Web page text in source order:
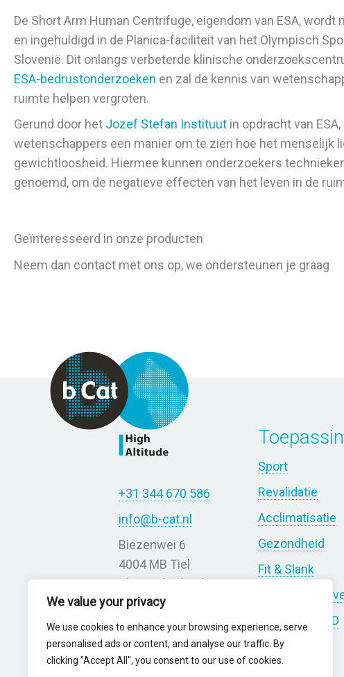
We value your privacy
We use cookies to enhance your browsing experience, serve
personalised ads or content, and analyse our traffic. By
clicking "Accept All", you consent to our use of cookies.
De Short Arm Human Centrifuge, eigendom van ESA,
en ingehuldigd in de Planica-faciliteit van het Olympisch
Slovenië. Dit onlangs verbeterde klinische
ESA-bedrustonderzoeken en zal de kennis van
ruimte helpen vergroten.
Gerund door het Jozef Stefan Instituut in opdracht van
wetenschappers een manier om te zien hoe het menselijk
gewichtloosheid. Hiermee kunnen onderzoekers
genoemd, om de negatieve effecten van het leven in de
Geïnteresseerd in onze producten
Neem dan contact met ons op, we ondersteunen je graag
+31 344 670 586
info@b-cat.nl
Biezenwei 6
4004 MB Tiel
The Netherlands
Sport
Revalidatie
Acclimatisatie
Gezondheid
Fit & Slank
Diabetes en
Astma & COPD
Wetenschap